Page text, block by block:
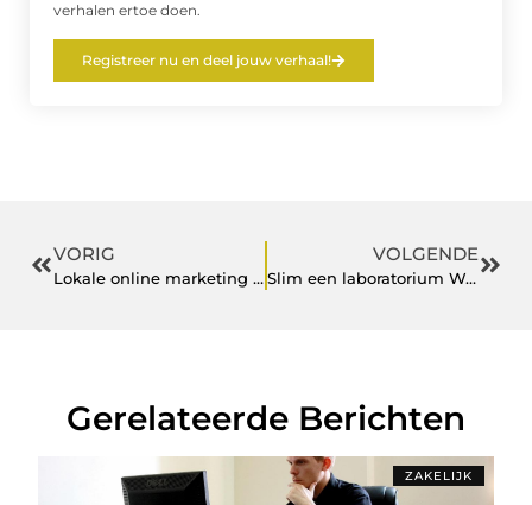
verhalen ertoe doen.
Registreer nu en deel jouw verhaal!
VORIG
Lokale online marketing in Leeuwarden: hoe val je op tussen de Friese concurrentie?
VOLGENDE
Slim een laboratorium Wageningen vinden om veilig een laboratorium te huren
Gerelateerde Berichten
ZAKELIJK